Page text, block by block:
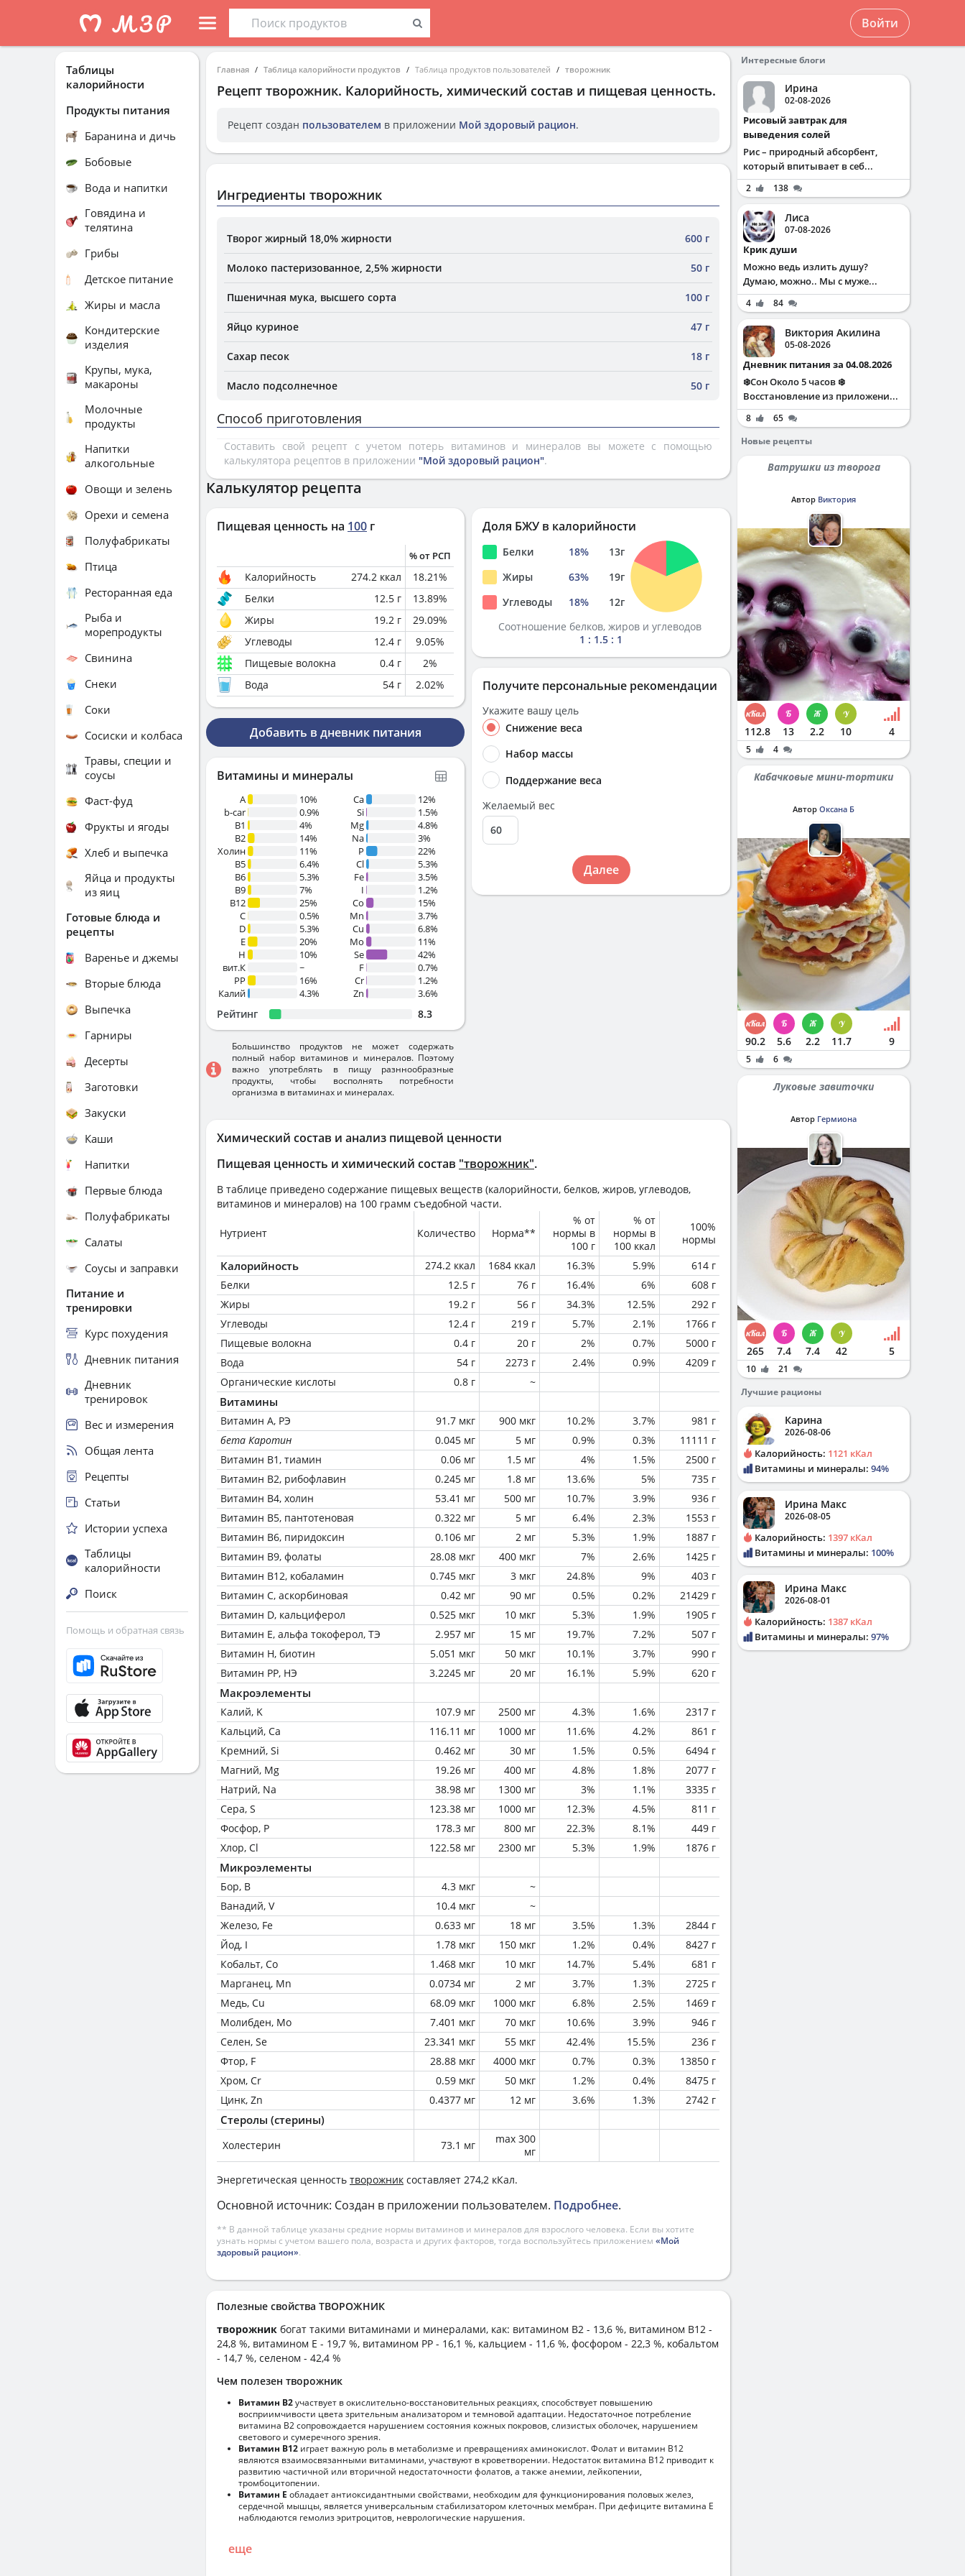
Войти
Главная Таблица калорийности продуктов Таблица продуктов пользователей творожник
Рецепт творожник. Калорийность, химический состав и пищевая ценность.
Рецепт создан пользователем в приложении Мой здоровый рацион.
Ингредиенты творожник
Творог жирный 18,0% жирности 600 г
Молоко пастеризованное, 2,5% жирности 50 г
Пшеничная мука, высшего сорта 100 г
Яйцо куриное 47 г
Сахар песок 18 г
Масло подсолнечное 50 г
Способ приготовления
Составить свой рецепт с учетом потерь витаминов и минералов вы можете с помощью
калькулятора рецептов в приложении "Мой здоровый рацион".
Химический состав и анализ пищевой ценности
Пищевая ценность и химический состав "творожник".
В таблице приведено содержание пищевых веществ (калорийности, белков, жиров, углеводов,
витаминов и минералов) на 100 грамм съедобной части.
Нутриент Количество Норма**
% от
нормы в
100 г
% от
нормы в
100 ккал
100%
нормы
Калорийность 274.2 ккал 1684 ккал 16.3% 5.9%
614 г
Белки
12.5 г 76 г 16.4% 6%
608 г
Жиры
19.2 г 56 г 34.3% 12.5%
292 г
Углеводы
12.4 г 219 г 5.7% 2.1%
1766 г
Пищевые волокна
0.4 г 20 г 2% 0.7%
5000 г
Вода
54 г 2273 г 2.4% 0.9%
4209 г
Органические кислоты
0.8 г ~
Витамины
Витамин А, РЭ 91.7 мкг 900 мкг 10.2% 3.7%
981 г
бета Каротин
0.045 мг 5 мг 0.9% 0.3%
11111 г
Витамин В1, тиамин
0.06 мг 1.5 мг 4% 1.5%
2500 г
Витамин В2, рибофлавин
0.245 мг 1.8 мг 13.6% 5%
735 г
Витамин В4, холин
53.41 мг 500 мг 10.7% 3.9%
936 г
Витамин В5, пантотеновая
0.322 мг 5 мг 6.4% 2.3%
1553 г
Витамин В6, пиридоксин
0.106 мг 2 мг 5.3% 1.9%
1887 г
Витамин В9, фолаты
28.08 мкг 400 мкг 7% 2.6%
1425 г
Витамин В12, кобаламин
0.745 мкг 3 мкг 24.8% 9%
403 г
Витамин C, аскорбиновая
0.42 мг 90 мг 0.5% 0.2%
21429 г
Витамин D, кальциферол
0.525 мкг 10 мкг 5.3% 1.9%
1905 г
Витамин Е, альфа токоферол, ТЭ
2.957 мг 15 мг 19.7% 7.2%
507 г
Витамин Н, биотин
5.051 мкг 50 мкг 10.1% 3.7%
990 г
Витамин РР, НЭ
3.2245 мг 20 мг 16.1% 5.9% 620 г
Макроэлементы
Калий, K 107.9 мг 2500 мг 4.3% 1.6%
2317 г
Кальций, Ca
116.11 мг 1000 мг 11.6% 4.2%
861 г
Кремний, Si
0.462 мг 30 мг 1.5% 0.5%
6494 г
Магний, Mg
19.26 мг 400 мг 4.8% 1.8%
2077 г
Натрий, Na
38.98 мг 1300 мг 3% 1.1%
3335 г
Сера, S
123.38 мг 1000 мг 12.3% 4.5%
811 г
Фосфор, P
178.3 мг 800 мг 22.3% 8.1%
449 г
Хлор, Cl
122.58 мг 2300 мг 5.3% 1.9% 1876 г
Микроэлементы
Бор, B 4.3 мкг
~
Ванадий, V
10.4 мкг
~
Железо, Fe
0.633 мг 18 мг 3.5% 1.3%
2844 г
Йод, I
1.78 мкг 150 мкг 1.2% 0.4%
8427 г
Кобальт, Co
1.468 мкг 10 мкг 14.7% 5.4%
681 г
Марганец, Mn
0.0734 мг 2 мг 3.7% 1.3%
2725 г
Медь, Cu
68.09 мкг 1000 мкг 6.8% 2.5%
1469 г
Молибден, Mo
7.401 мкг 70 мкг 10.6% 3.9%
946 г
Селен, Se
23.341 мкг 55 мкг 42.4% 15.5%
236 г
Фтор, F
28.88 мкг 4000 мкг 0.7% 0.3%
13850 г
Хром, Cr
0.59 мкг 50 мкг 1.2% 0.4%
8475 г
Цинк, Zn
0.4377 мг 12 мг 3.6% 1.3% 2742 г
Стеролы (стерины)
Холестерин 73.1 мг
max 300
мг
Энергетическая ценность творожник составляет 274,2 кКал.
Основной источник: Создан в приложении пользователем. Подробнее.
** В данной таблице указаны средние нормы витаминов и минералов для взрослого человека. Если вы хотите
узнать нормы с учетом вашего пола, возраста и других факторов, тогда воспользуйтесь приложением «Мой
здоровый рацион».
Калькулятор рецепта
Пищевая ценность на 100 г
% от РСП
Калорийность 274.2 ккал 18.21%
Белки
12.5 г 13.89%
Жиры
19.2 г 29.09%
Углеводы
12.4 г 9.05%
Пищевые волокна
0.4 г 2%
Вода
54 г 2.02%
Добавить в дневник питания
Витамины и минералы
A
10%
b-car
0.9%
В1
4%
B2
14%
Холин
11%
B5
6.4%
B6
5.3%
B9
7%
B12
25%
C
0.5%
D
5.3%
E
20%
H
10%
вит.К
~
PP
16%
Калий
4.3%
Ca
12%
Si
1.5%
Mg
4.8%
Na
3%
P
22%
Cl
5.3%
Fe
3.5%
I
1.2%
Co
15%
Mn
3.7%
Cu
6.8%
Mo
11%
Se
42%
F
0.7%
Cr
1.2%
Zn
3.6%
Рейтинг 8.3
Большинство продуктов не может содержать
полный набор витаминов и минералов. Поэтому
важно употреблять в пищу разннообразные
продукты, чтобы восполнять потребности
организма в витаминах и минералах.
Доля БЖУ в калорийности
Белки 18% 13г
Жиры
63% 19г
Углеводы
18% 12г
Соотношение белков, жиров и углеводов
1 : 1.5 : 1
Получите персональные рекомендации
Укажите вашу цель
Снижение веса
Набор массы
Поддержание веса
Желаемый вес
Далее
Полезные свойства ТВОРОЖНИК
творожник богат такими витаминами и минералами, как: витамином B2 - 13,6 %, витамином B12 -
24,8 %, витамином E - 19,7 %, витамином PP - 16,1 %, кальцием - 11,6 %, фосфором - 22,3 %, кобальтом
- 14,7 %, селеном - 42,4 %
Чем полезен творожник
Витамин В2участвует в окислительно-восстановительных реакциях, способствует повышению
восприимчивости цвета зрительным анализатором и темновой адаптации. Недостаточное потребление
витамина В2 сопровождается нарушением состояния кожных покровов, слизистых оболочек, нарушением
светового и сумеречного зрения.
Витамин В12 играет важную роль в метаболизме и превращениях аминокислот. Фолат и витамин В12
являются взаимосвязанными витаминами, участвуют в кроветворении. Недостаток витамина В12 приводит к
развитию частичной или вторичной недостаточности фолатов, а также анемии, лейкопении,
тромбоцитопении.
Витамин Е обладает антиоксидантными свойствами, необходим для функционирования половых желез,
сердечной мышцы, является универсальным стабилизатором клеточных мембран. При дефиците витамина Е
наблюдаются гемолиз эритроцитов, неврологические нарушения.
еще
Таблицы
калорийности
Продукты питания
Баранина и дичь
Бобовые
Вода и напитки
Говядина и
телятина
Грибы
Детское питание
Жиры и масла
Кондитерские
изделия
Крупы, мука,
макароны
Молочные
продукты
Напитки
алкогольные
Овощи и зелень
Орехи и семена
Полуфабрикаты
Птица
Ресторанная еда
Рыба и
морепродукты
Свинина
Снеки
Соки
Сосиски и колбаса
Травы, специи и
соусы
Фаст-фуд
Фрукты и ягоды
Хлеб и выпечка
Яйца и продукты
из яиц
Готовые блюда и
рецепты
Варенье и джемы
Вторые блюда
Выпечка
Гарниры
Десерты
Заготовки
Закуски
Каши
Напитки
Первые блюда
Полуфабрикаты
Салаты
Соусы и заправки
Питание и
тренировки
Курс похудения
Дневник питания
Дневник
тренировок
Вес и измерения
Общая лента
Рецепты
Статьи
Истории успеха
Таблицы
калорийности
Поиск
Помощь и обратная связь
Интересные блоги
Ирина
02-08-2026
Рисовый завтрак для
выведения солей
Рис – природный абсорбент,
который впитывает в себ...
2 138
Лиса
07-08-2026
Крик души
Можно ведь излить душу?
Думаю, можно.. Мы с муже...
4 84
Виктория Акилина
05-08-2026
Дневник питания за 04.08.2026
❄️Сон Около 5 часов ❄️
Восстановление из приложени...
8
65
Новые рецепты
Ватрушки из творога
Автор Виктория
112.8 13 2.2 10 4
5 4
Кабачковые мини-тортики
Автор Оксана Б
90.2 5.6 2.2 11.7 9
5 6
Луковые завиточки
Автор Гермиона
265 7.4 7.4 42 5
10
21
Лучшие рационы
Карина
2026-08-06
Калорийность: 1121 кКал
Витамины и минералы: 94%
Ирина Макс
2026-08-05
Калорийность: 1397 кКал
Витамины и минералы: 100%
Ирина Макс
2026-08-01
Калорийность: 1387 кКал
Витамины и минералы: 97%